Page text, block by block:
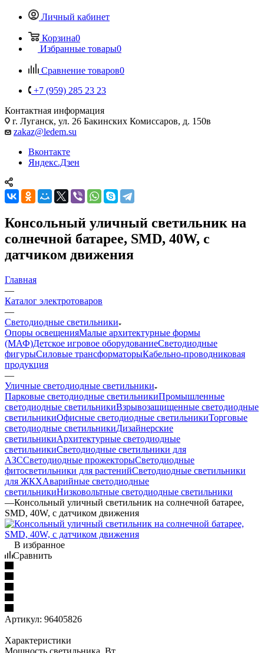
Личный кабинет
Корзина0
Избранные товары0
Сравнение товаров0
+7 (959) 285 23 23
Контактная информация
г. Луганск, ул. 26 Бакинских Комиссаров, д. 150в
zakaz@ledem.su
Вконтакте
Яндекс.Дзен
Консольный уличный светильник на
солнечной батарее, SMD, 40W, с
датчиком движения
Главная
—
Каталог электротоваров
—
Светодиодные светильники
Опоры освещенияМалые архитектурные формы
(МАФ)Детское игровое оборудованиеСветодиодные
фигурыСиловые трансформаторыКабельно-проводниковая
продукция
—
Уличные светодиодные светильники
Парковые светодиодные светильникиПромышленные
светодиодные светильникиВзрывозащищенные светодиодные
светильникиОфисные светодиодные светильникиТорговые
светодиодные светильникиДизайнерские
светильникиАрхитектурные светодиодные
светильникиСветодиодные светильники для
АЗССветодиодные прожекторыСветодиодные
фитосветильники для растенийСветодиодные светильники
для ЖКХАварийные светодиодные
светильникиНизковольтные светодиодные светильники
—Консольный уличный светильник на солнечной батарее,
SMD, 40W, с датчиком движения
В избранное
Сравнить
Артикул: 96405826
Характеристики
Мощность светильника, Вт